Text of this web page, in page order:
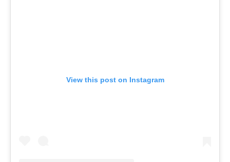
View this post on Instagram